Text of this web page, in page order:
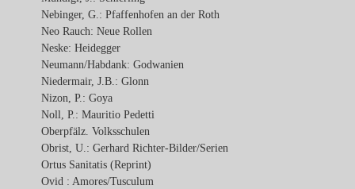
Nebinger, G.: Pfaffenhofen an der Roth
Neo Rauch: Neue Rollen
Neske: Heidegger
Neumann/Habdank: Godwanien
Niedermair, J.B.: Glonn
Nizon, P.: Goya
Noll, P.: Mauritio Pedetti
Oberpfälz. Volksschulen
Obrist, U.: Gerhard Richter-Bilder/Serien
Ortus Sanitatis (Reprint)
Ovid : Amores/Tusculum